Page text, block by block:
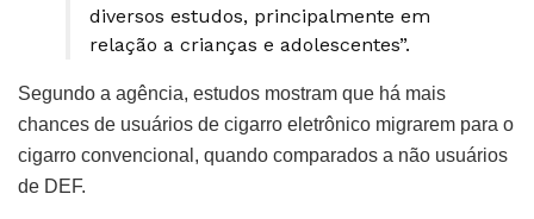
diversos estudos, principalmente em
relação a crianças e adolescentes”.
Segundo a agência, estudos mostram que há mais
chances de usuários de cigarro eletrônico migrarem para o
cigarro convencional, quando comparados a não usuários
de DEF.